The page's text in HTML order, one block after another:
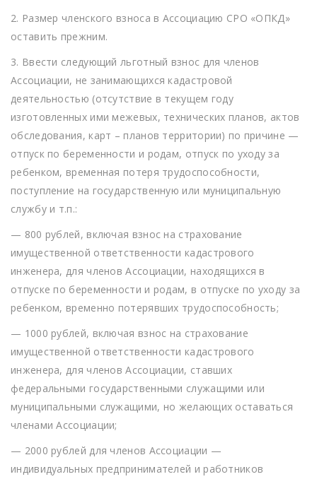
2. Размер членского взноса в Ассоциацию СРО «ОПКД»
оставить прежним.
3. Ввести следующий льготный взнос для членов
Ассоциации, не занимающихся кадастровой
деятельностью (отсутствие в текущем году
изготовленных ими межевых, технических планов, актов
обследования, карт – планов территории) по причине —
отпуск по беременности и родам, отпуск по уходу за
ребенком, временная потеря трудоспособности,
поступление на государственную или муниципальную
службу и т.п.:
— 800 рублей, включая взнос на страхование
имущественной ответственности кадастрового
инженера, для членов Ассоциации, находящихся в
отпуске по беременности и родам, в отпуске по уходу за
ребенком, временно потерявших трудоспособность;
— 1000 рублей, включая взнос на страхование
имущественной ответственности кадастрового
инженера, для членов Ассоциации, ставших
федеральными государственными служащими или
муниципальными служащими, но желающих оставаться
членами Ассоциации;
— 2000 рублей для членов Ассоциации —
индивидуальных предпринимателей и работников